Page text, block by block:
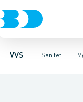
VVS Sanitet
Rør & fittings
Toiletter, sæder og
Møbelsæt & pakker